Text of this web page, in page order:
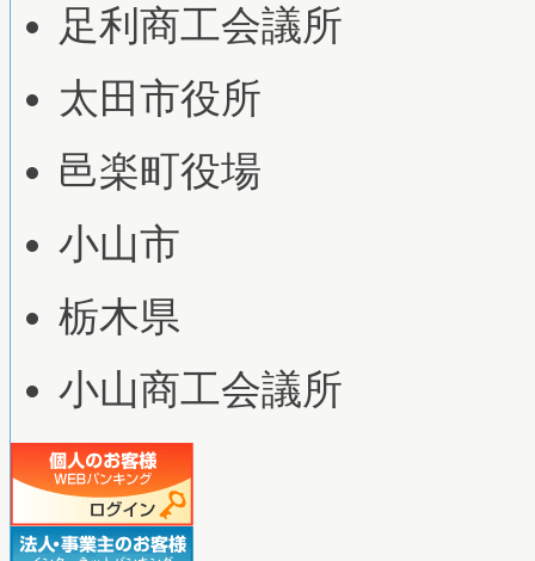
足利商工会議所
太田市役所
邑楽町役場
小山市
栃木県
小山商工会議所